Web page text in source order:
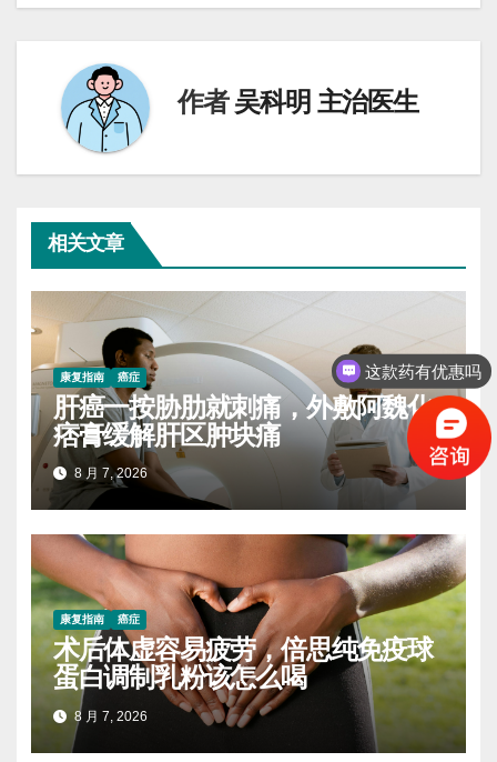
航
作者吴科明 主治医生
相关文章
康复指南 癌症
肝癌一按胁肋就刺痛，外敷阿魏化
痞膏缓解肝区肿块痛
8 月 7, 2026
康复指南 癌症
术后体虚容易疲劳，倍思纯免疫球
蛋白调制乳粉该怎么喝
8 月 7, 2026
这款药有优惠吗